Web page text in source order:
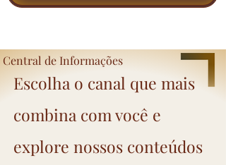
Escolha o canal que mais
combina com você e
explore nossos conteúdos
Central de Informações